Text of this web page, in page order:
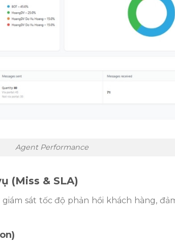
Agent Performance
(Miss & SLA)
giám sát tốc độ phản hồi khách hàng,